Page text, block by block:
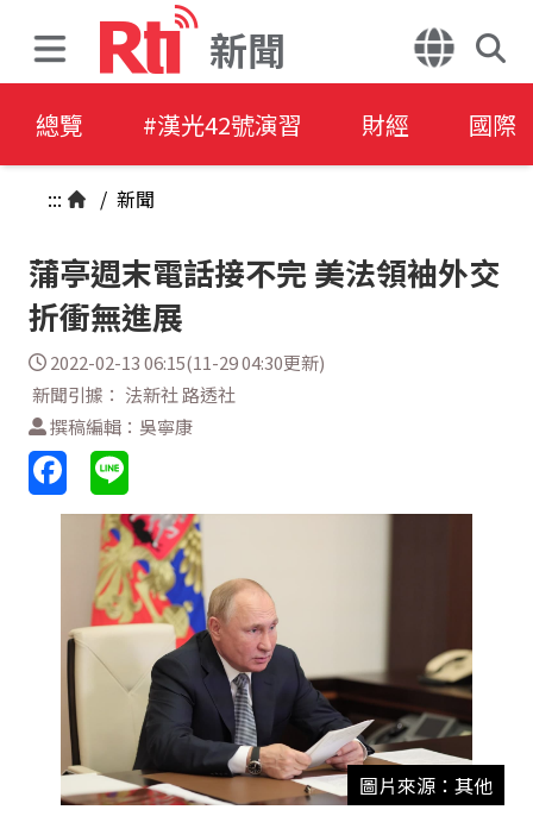
新聞
總覽 #漢光42號演習 財經 國際
::: / 新聞
蒲亭週末電話接不完 美法領袖外交
折衝無進展
2022-02-13 06:15(11-29 04:30更新)
新聞引據： 法新社 路透社
撰稿編輯：吳寧康
圖片來源：其他